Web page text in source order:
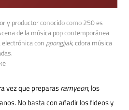
y productor conocido como 250 es
de la música pop contemporánea
electrónica con ppongjjak, cdora música
vez que preparasramyeon, los
No basta con añadir los fideos y